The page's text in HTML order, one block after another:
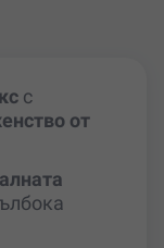
с
от